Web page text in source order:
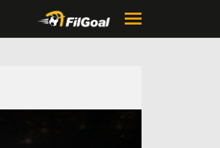
الرئيسية